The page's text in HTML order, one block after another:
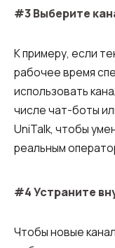
#3 Выберите
К примеру, если
рабочее время
использовать
числе чат-боты
UniTalk, чтобы
реальным
#4 Устраните
Чтобы новые
Компания
E-mail
Партнер
Alternative:
Ваш номер
Alternative:
Ваш номер
Alternative:
Ваш номер
Alternative:
Ваше имя
Номер для
+1